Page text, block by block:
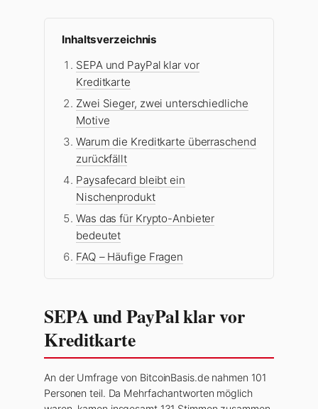
Inhaltsverzeichnis
SEPA und PayPal klar vor
Kreditkarte
Zwei Sieger, zwei unterschiedliche
Motive
Warum die Kreditkarte überraschend
zurückfällt
Paysafecard bleibt ein
Nischenprodukt
Was das für Krypto-Anbieter
bedeutet
FAQ – Häufige Fragen
SEPA und PayPal klar vor
Kreditkarte
An der Umfrage von BitcoinBasis.de nahmen 101
Personen teil. Da Mehrfachantworten möglich